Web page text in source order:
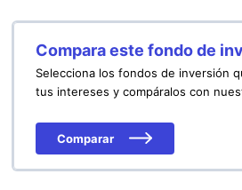
Compara este fondo de
Selecciona los fondos de inversión
tus intereses y compáralos con
Comparar